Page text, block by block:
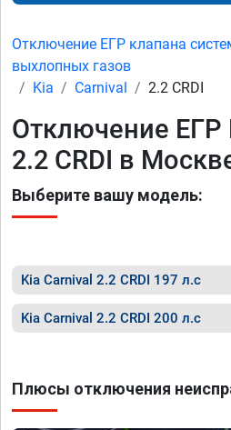
Отключение ЕГР клапана
выхлопных газов
Kia
Carnival 2.2 CRDI
Отключение ЕГР
2.2 CRDI в
Выберите вашу модель:
Kia Carnival 2.2 CRDI 197 л.с
Kia Carnival 2.2 CRDI 200 л.с
Плюсы отключения